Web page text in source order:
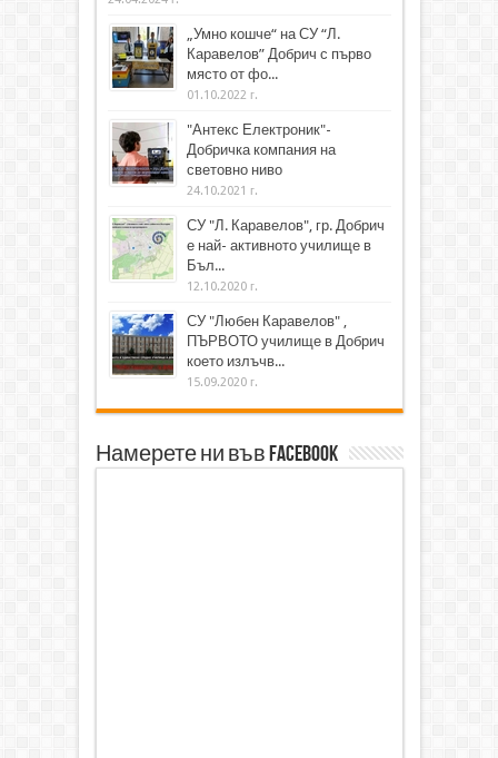
„Умно кошче“ на СУ “Л.
Каравелов” Добрич с първо
място от фо...
01.10.2022 г.
"Антекс Електроник"-
Добричка компания на
световно ниво
24.10.2021 г.
СУ "Л. Каравелов", гр. Добрич
е най- активното училище в
Бъл...
12.10.2020 г.
СУ "Любен Каравелов" ,
ПЪРВОТО училище в Добрич
което излъчв...
15.09.2020 г.
Намерете ни във Facebook